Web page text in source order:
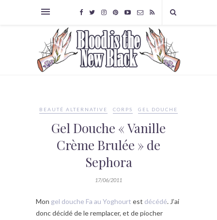
BEAUTÉ ALTERNATIVE CORPS GEL DOUCHE
Gel Douche « Vanille
Crème Brulée » de
Sephora
17/06/2011
Mon gel douche Fa au Yoghourt est décédé. J’ai
donc décidé de le remplacer, et de piocher